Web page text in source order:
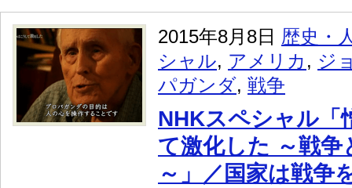
2015年8月8日 歴史・
シャル, アメリカ , ジ
パガンダ, 戦争
NHKスペシャル「
て激化した ～戦
～」／国家は戦争